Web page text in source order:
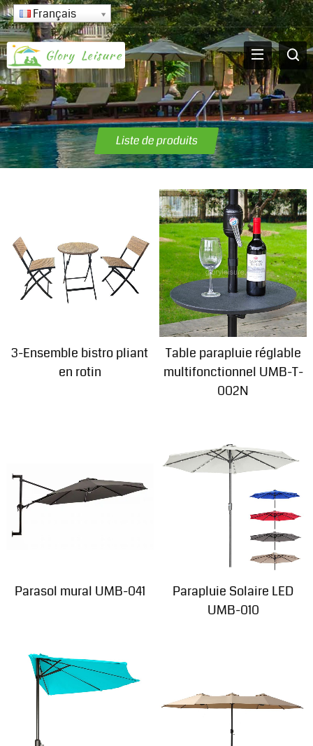
Français
Liste de produits
3-Ensemble bistro pliant
en rotin
Table parapluie réglable
multifonctionnel UMB-T-
002N
Parasol mural UMB-041
Parapluie Solaire LED
UMB-010